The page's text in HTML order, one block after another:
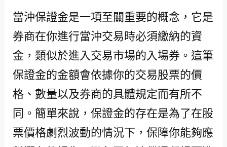
當沖保證金是一項至關重要的概念，它是
券商在你進行當沖交易時必須繳納的資
金，類似於進入交易市場的入場券。這筆
保證金的金額會依據你的交易股票的價
格、數量以及券商的具體規定而有所不
同。簡單來說，保證金的存在是為了在股
票價格劇烈波動的情況下，保障你能夠應